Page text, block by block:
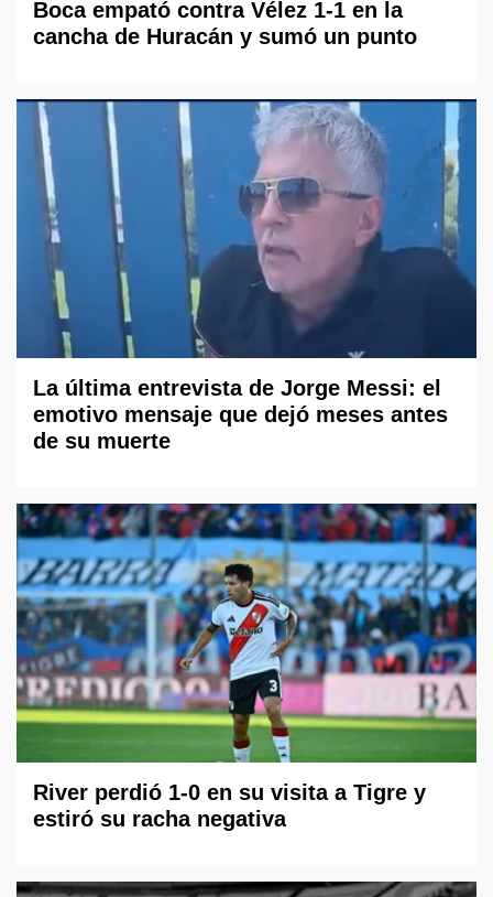
Boca empató contra Vélez 1-1 en la
cancha de Huracán y sumó un punto
La última entrevista de Jorge Messi: el
emotivo mensaje que dejó meses antes
de su muerte
River perdió 1-0 en su visita a Tigre y
estiró su racha negativa